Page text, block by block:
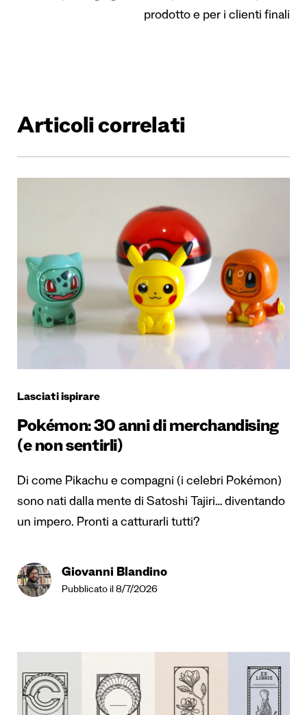
prodotto e per i clienti finali
Articoli correlati
Lasciati ispirare
Pokémon: 30 anni di merchandising
(e non sentirli)
Di come Pikachu e compagni (i celebri Pokémon)
sono nati dalla mente di Satoshi Tajiri… diventando
un impero. Pronti a catturarli tutti?
Giovanni Blandino
Pubblicato il 8/7/2026